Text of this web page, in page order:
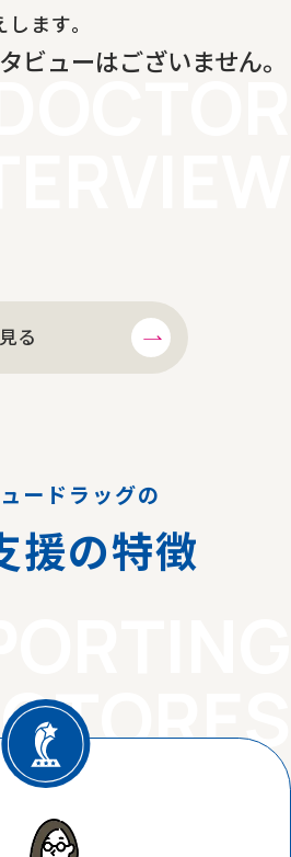
ます。
ビューはございません。
る
DOCTOR
ードラッグの
援の特徴